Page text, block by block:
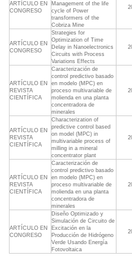
ARTÍCULO EN
CONGRESO
Management of the life
cycle of Power
transformers of the
Cobriza Mine
ARTÍCULO EN
CONGRESO
Strategies for
Optimization of Time
Delay in Nanoelectronics
Circuits with Process
Variations Effects
ARTÍCULO EN
REVISTA
CIENTÍFICA
Caracterización de
control predictivo basado
en modelo (MPC) en
proceso multivariable de
molienda en una planta
concentradora de
minerales
ARTÍCULO EN
REVISTA
CIENTÍFICA
Characterization of
predictive control based
on model (MPC) in
multivariable process of
milling in a mineral
concentrator plant
ARTÍCULO EN
REVISTA
CIENTÍFICA
Caracterización de
control predictivo basado
en modelo (MPC) en
proceso multivariable de
molienda en una planta
concentradora de
minerales
ARTÍCULO EN
CONGRESO
Diseño Optimizado y
Simulación de Circuito de
Excitación en la
Producción de Hidrógeno
Verde Usando Energía
Fotovoltaica